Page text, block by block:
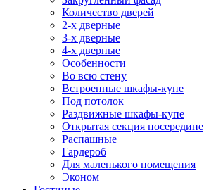
Количество дверей
2-х дверные
3-х дверные
4-х дверные
Особенности
Во всю стену
Встроенные шкафы-купе
Под потолок
Раздвижные шкафы-купе
Открытая секция посередине
Распашные
Гардероб
Для маленького помещения
Эконом